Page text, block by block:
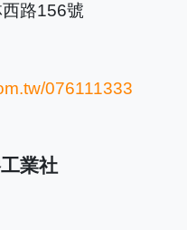
路156號
076111333
業社